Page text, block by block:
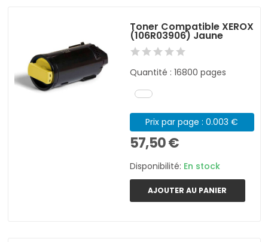
Toner Compatible XEROX
(106R03906) Jaune
Quantité : 16800 pages
Prix par page : 0.003 €
57,50 €
Disponibilité: En stock
AJOUTER AU PANIER